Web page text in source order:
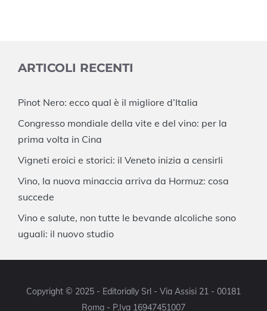
ARTICOLI RECENTI
Pinot Nero: ecco qual è il migliore d’Italia
Congresso mondiale della vite e del vino: per la
prima volta in Cina
Vigneti eroici e storici: il Veneto inizia a censirli
Vino, la nuova minaccia arriva da Hormuz: cosa
succede
Vino e salute, non tutte le bevande alcoliche sono
uguali: il nuovo studio
Copyright © 2025 - Editorially Srl - Via Assisi 21 - 00181
Roma - P.Iva 16947451007